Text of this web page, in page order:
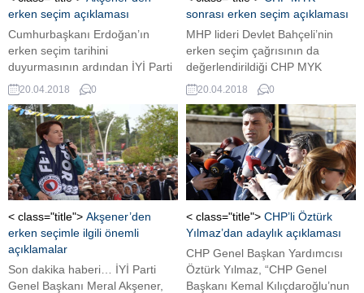
milletvekilleriyle kahvaltıda bir
araya geldi. Habertürk
Ankara’dan Çetiner Çetin’in
edindiği bilgilere göre...
seçim için gözlerin çevrildiği
CHP’de kimin cumhurbaşkanı
adayı...
erken seçim açıklaması
Cumhurbaşkanı Erdoğan’ın
erken seçim tarihini
duyurmasının ardından İYİ Parti
Genel Başkanı Akşener
açıklamalarda bulundu. Akşener,
İYİ Parti’nin ilk kongresini 10
Aralık’ta yaptığını belirterek, “10
Haziran itibarı ile seçime
girmeye hazırız. İYİ Parti seçime
girecek ve alacak” dedi MHP
Genel Başkanı Devlet Bahçeli’nin
grup toplantısında yaptığı ‘erken
seçim’ çağrısına
Cumhurbaşkanı...
20.04.2018 0
sonrası erken seçim açıklaması
MHP lideri Devlet Bahçeli’nin
erken seçim çağrısının da
değerlendirildiği CHP MYK
toplantısı sona erdi. Toplantının
ardından açıklama yaptı. MHP
Genel Başkanı Devlet Bahçeli’nin
gündemi değiştiren erken seçim
çağrısının ardından Ankara’da
hareketli bir gün yaşanıyor. MHP
lideri Bahçeli, Beştepe’de
Cumhurbaşkanı Erdoğan ile
görüştükten sonra kurmaylarıyla
bir araya geldi. CHP MYK’da...
20.04.2018 0
< class="title"> Akşener’den
erken seçimle ilgili önemli
açıklamalar
Son dakika haberi… İYİ Parti
Genel Başkanı Meral Akşener,
< class="title"> CHP’li Öztürk
Yılmaz’dan adaylık açıklaması
CHP Genel Başkan Yardımcısı
Öztürk Yılmaz, “CHP Genel
Başkanı Kemal Kılıçdaroğlu’nun